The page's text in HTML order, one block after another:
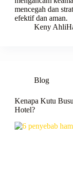
mencegah dan
efektif dan aman.
Keny
Blog
Kenapa Kutu
Hotel?